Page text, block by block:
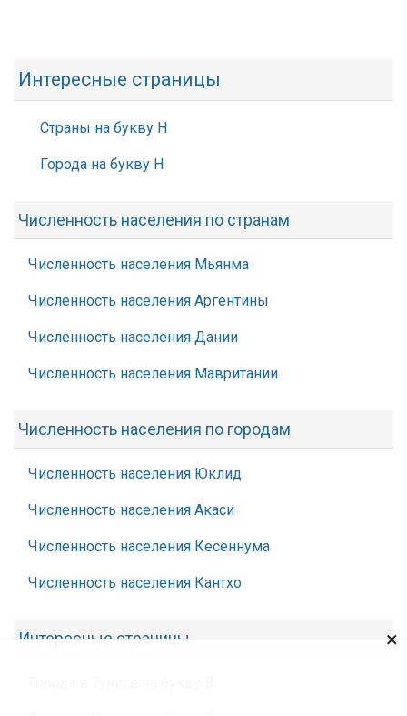
Интересные страницы
Страны на букву Н
Города на букву Н
Численность населения по странам
Численность населения Мьянма
Численность населения Аргентины
Численность населения Дании
Численность населения Мавритании
Численность населения по городам
Численность населения Юклид
Численность населения Акаси
Численность населения Кесеннума
Численность населения Кантхо
Интересные страницы ×